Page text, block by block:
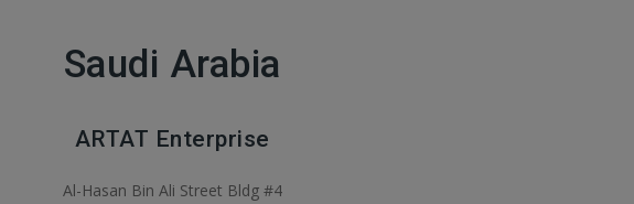
Saudi Arabia
ARTAT Enterprise
Al-Hasan Bin Ali Street Bldg #4